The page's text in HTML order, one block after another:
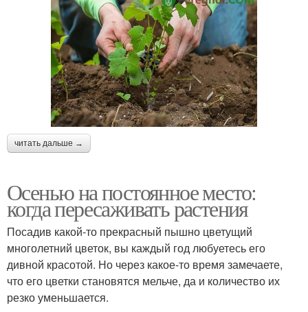
читать дальше →
Осенью на постоянное место:
когда пересаживать растения
Посадив какой-то прекрасный пышно цветущий
многолетний цветок, вы каждый год любуетесь его
дивной красотой. Но через какое-то время замечаете,
что его цветки становятся мельче, да и количество их
резко уменьшается.